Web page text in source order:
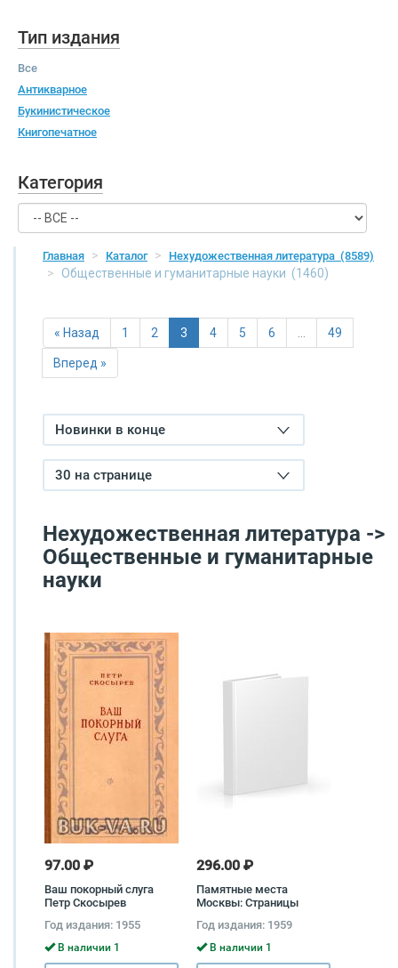
Тип издания
Все
Антикварное
Букинистическое
Книгопечатное
Категория
Главная Каталог Нехудожественная литература (8589)
Общественные и гуманитарные науки (1460)
« Назад 1 2 3 4 5 6 … 49
Вперед »
Новинки в конце
30 на странице
Нехудожественная литература ->
Общественные и гуманитарные
науки
97.00 ₽
Ваш покорный слуга
Петр Скосырев
Год издания: 1955
В наличии 1
296.00 ₽
Памятные места
Москвы: Страницы
культуры Борис
Земенков
Год издания: 1959
В наличии 1